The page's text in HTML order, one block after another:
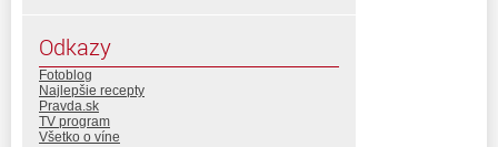
Odkazy
Fotoblog
Najlepšie recepty
Pravda.sk
TV program
Všetko o víne